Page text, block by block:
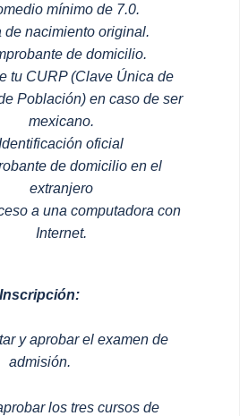
mínimo de 7.0.
de nacimiento original.
de domicilio.
tu CURP (Clave Única de
Población) en caso de ser
mexicano.
Identificación oficial
de domicilio en el
extranjero
a una computadora con
Internet.
Inscripción:
y aprobar el examen de
admisión.
los tres cursos de